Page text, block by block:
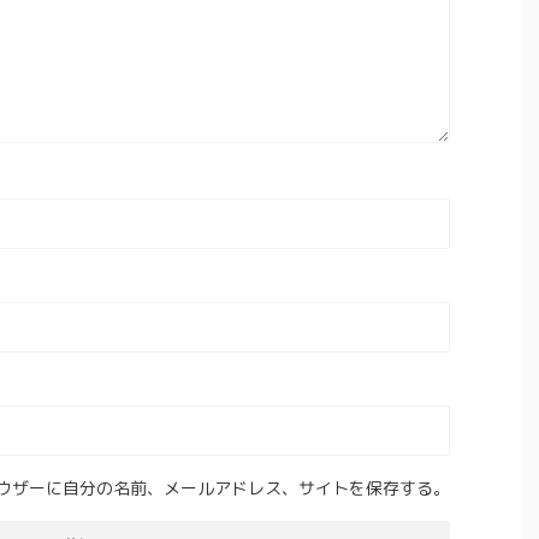
ーに自分の名前、メールアドレス、サイトを保存する。